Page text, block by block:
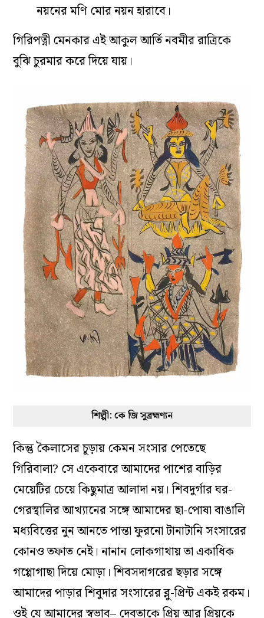
নয়নের মণি মোর নয়ন হারাবে।
গিরিপত্নী মেনকার এই আকুল আর্তি নবমীর রাত্রিকে
বুঝি চুরমার করে দিয়ে যায়।
শিল্পী: কে জি সুব্রহ্মণ্যন
কিন্তু কৈলাসের চূড়ায় কেমন সংসার পেতেছে
গিরিবালা? সে একেবারে আমাদের পাশের বাড়ির
মেয়েটির চেয়ে কিছুমাত্র আলাদা নয়।শিবদুর্গার ঘর-
গেরস্থালির আখ্যানের সঙ্গে আমাদের ছা-পোষা বাঙালি
মধ্যবিত্তের নুন আনতে পান্তা ফুরনো টানাটানি সংসারের
কোনও তফাত নেই।নানান লোকগাথায় তা একাধিক
গপ্পোগাছা দিয়ে মোড়া।শিবসদাগরের ছড়ার সঙ্গে
আমাদের পাড়ার শিবুদার সংসারের ব্লু-প্রিন্ট একই রকম।
ওই যে আমাদের স্বভাব– দেবতাকে প্রিয় আর প্রিয়কে